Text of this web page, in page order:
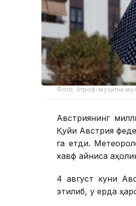
Фото: Атроф-муҳитни
Австриянинг
Қуйи Австрия
га етди.
хавф айниқса
4 август куни
этилиб, у ерда